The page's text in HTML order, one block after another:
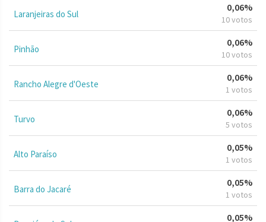
Laranjeiras do Sul
0,06%
10 votos
Pinhão
0,06%
10 votos
Rancho Alegre d'Oeste
0,06%
1 votos
Turvo
0,06%
5 votos
Alto Paraíso
0,05%
1 votos
Barra do Jacaré
0,05%
1 votos
0,05%